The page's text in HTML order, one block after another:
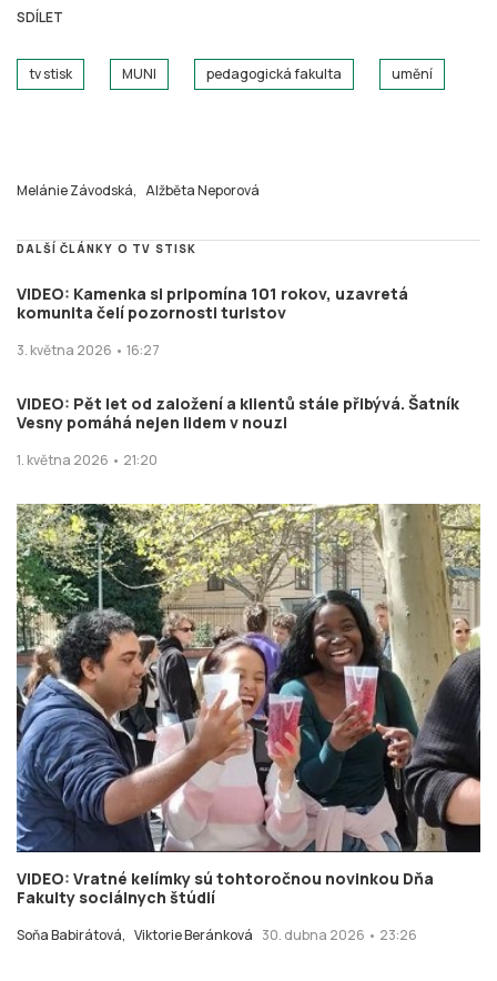
SDÍLET
tv stisk MUNI pedagogická fakulta umění
Melánie Závodská, Alžběta Neporová
DALŠÍ ČLÁNKY O TV STISK
VIDEO: Kamenka si pripomína 101 rokov, uzavretá
komunita čelí pozornosti turistov
3. května 2026 • 16:27
VIDEO: Pět let od založení a klientů stále přibývá. Šatník
Vesny pomáhá nejen lidem v nouzi
1. května 2026 • 21:20
VIDEO: Vratné kelímky sú tohtoročnou novinkou Dňa
Fakulty sociálnych štúdií
Soňa Babirátová, Viktorie Beránková 30. dubna 2026 • 23:26